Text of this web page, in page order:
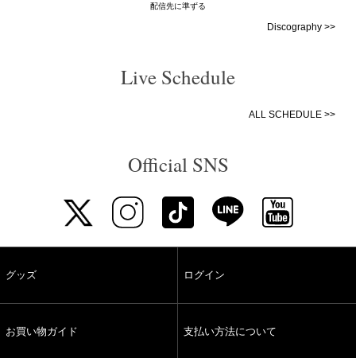
配信先に準ずる
Discography >>
Live Schedule
ALL SCHEDULE >>
Official SNS
グッズ ログイン
お買い物ガイド 支払い方法について